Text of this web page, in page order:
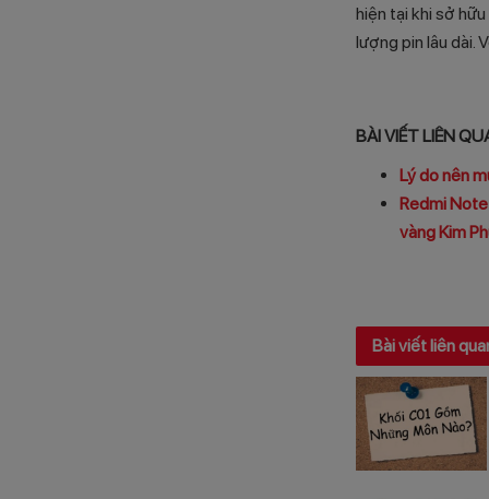
hiện tại khi sở
lượng pin lâu dài.
BÀI VIẾT LIÊN
Lý do nên
Redmi
vàng Kim
Bài viết liên